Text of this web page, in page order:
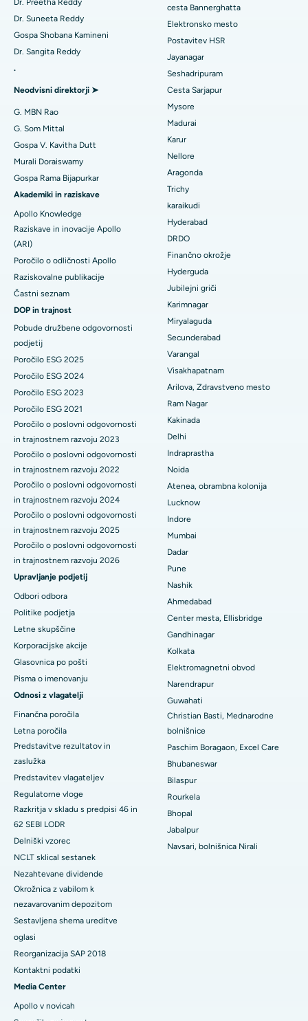
Poiščite ginekologa
Poiščite splošnega zdravnika
Poiščite psihologa
Poiščite splošnega kirurga
Najboljša bolnišnica v sektorju 26 v Noidi
Najboljša bolnišnica v Gandhinagarju v Ahmedabadu
Najboljša bolnišnica v Aragondi, Andhra Pradesh
Najboljša bolnišnica na cesti Bannerghatta v Bangaloreju
Najboljša bolnišnica v enoti 15 v Bhubaneswarju
Najboljša bolnišnica na cesti Seepat v Bilaspurju
Najboljša bolnišnica v Ellisbridgeu v Ahmedabadu
Najboljša bolnišnica v New Delhiju
Najboljša bolnišnica v DRDO, Hyderabad
Najboljša bolnišnica na cesti GS v Guwahatiju
Najboljša bolnišnica v Hydergudi, Hyderabad
Najboljša bolnišnica v Vijay Nagarju v Indoreju
Najboljša bolnišnica na glavni cesti Suryaraopeta v Kakinadi
Najboljša bolnišnica na Canal Circular Road v Kolkati
Najboljša bolnišnica v poslovnem središču Belapurja v Navi
Mumbaiju
Najboljša bolnišnica v Panchavatiju, Nashik
Najboljša bolnišnica v Secunderabadu, Hyderabad
Najboljša bolnišnica v mestu Seshadripuram, Bangalore
Najboljša bolnišnica na glavni cesti Waltair v Visakhapatnamu
Najboljša bolnišnica na cesti Subhash Nagar, Karimnagar
Najboljša bolnišnica v Managariju, Karaikudi
Najboljša bolnišnica v Arepallyju, Warangal
Najboljša bolnišnica v koloniji Arera v Bhopalu
Najboljša bolnišnica v mestu Jayanagar, Bangalore
Najboljša bolnišnica v KK Nagarju v Maduraiu
Najboljša bolnišnica v Ramji Nagarju, Nellore
Najboljša bolnišnica v sektorju-19, Rourkela
Najboljša bolnišnica v Swargateu v Puneju
Najboljša onkološka bolnišnica za ženske v južnem Delhiju
Zamenjava obrnjenih ramen
Embolizacija maternične arterije
Kirurgija raka dojk
Brahiterapija
Kolonoskopija
Polipektomija
Deep Brain Stimulation
Biopsija ledvic
Paratiroidektomija
Keramična totalna zamenjava kolena
ERCP
Dr. Preetha Reddy
Dr. Suneeta Reddy
Gospa Shobana Kamineni
Dr. Sangita Reddy
.
Neodvisni direktorji ➤
G. MBN Rao
G. Som Mittal
Gospa V. Kavitha Dutt
Murali Doraiswamy
Gospa Rama Bijapurkar
Akademiki in raziskave
Apollo Knowledge
Raziskave in inovacije Apollo
(ARI)
Poročilo o odličnosti Apollo
Raziskovalne publikacije
Častni seznam
DOP in trajnost
Pobude družbene odgovornosti
podjetij
Poročilo ESG 2025
Poročilo ESG 2024
Poročilo ESG 2023
Poročilo ESG 2021
Poročilo o poslovni odgovornosti
in trajnostnem razvoju 2023
Poročilo o poslovni odgovornosti
in trajnostnem razvoju 2022
Poročilo o poslovni odgovornosti
in trajnostnem razvoju 2024
Poročilo o poslovni odgovornosti
in trajnostnem razvoju 2025
Poročilo o poslovni odgovornosti
in trajnostnem razvoju 2026
Upravljanje podjetij
Odbori odbora
Politike podjetja
Letne skupščine
Korporacijske akcije
Glasovnica po pošti
Pisma o imenovanju
Odnosi z vlagatelji
Finančna poročila
Letna poročila
Predstavitve rezultatov in
zaslužka
Predstavitev vlagateljev
Regulatorne vloge
Razkritja v skladu s predpisi 46 in
62 SEBI LODR
Delniški vzorec
NCLT sklical sestanek
Nezahtevane dividende
Okrožnica z vabilom k
nezavarovanim depozitom
Sestavljena shema ureditve
oglasi
Reorganizacija SAP 2018
Kontaktni podatki
Media Center
Apollo v novicah
cesta Bannerghatta
Elektronsko mesto
Postavitev HSR
Jayanagar
Seshadripuram
Cesta Sarjapur
Mysore
Madurai
Karur
Nellore
Aragonda
Trichy
karaikudi
Hyderabad
DRDO
Finančno okrožje
Hyderguda
Jubilejni griči
Karimnagar
Miryalaguda
Secunderabad
Varangal
Visakhapatnam
Arilova, Zdravstveno mesto
Ram Nagar
Kakinada
Delhi
Indraprastha
Noida
Atenea, obrambna kolonija
Lucknow
Indore
Mumbai
Dadar
Pune
Nashik
Ahmedabad
Center mesta, Ellisbridge
Gandhinagar
Kolkata
Elektromagnetni obvod
Narendrapur
Guwahati
Christian Basti, Mednarodne
bolnišnice
Paschim Boragaon, Excel Care
Bhubaneswar
Bilaspur
Rourkela
Bhopal
Jabalpur
Navsari, bolnišnica Nirali